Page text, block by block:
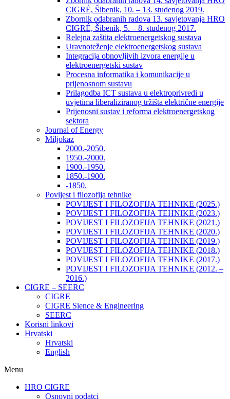
CIGRÉ, Šibenik, 10. – 13. studenog 2019.
Zbornik odabranih radova 13. savjetovanja HRO
CIGRÉ, Šibenik, 5. – 8. studenog 2017.
Relejna zaštita elektroenergetskog sustava
Uravnoteženje elektroenergetskog sustava
Integracija obnovljivih izvora energije u
elektroenergetski sustav
Procesna informatika i komunikacije u
prijenosnom sustavu
Prilagodba ICT sustava u elektroprivredi u
uvjetima liberaliziranog tržišta električne energije
Prijenosni sustav i reforma elektroenergetskog
sektora
Journal of Energy
Miljokaz
2000.-2050.
1950.-2000.
1900.-1950.
1850.-1900.
-1850.
Povijest i filozofija tehnike
POVIJEST I FILOZOFIJA TEHNIKE (2025.)
POVIJEST I FILOZOFIJA TEHNIKE (2023.)
POVIJEST I FILOZOFIJA TEHNIKE (2021.)
POVIJEST I FILOZOFIJA TEHNIKE (2020.)
POVIJEST I FILOZOFIJA TEHNIKE (2019.)
POVIJEST I FILOZOFIJA TEHNIKE (2018.)
POVIJEST I FILOZOFIJA TEHNIKE (2017.)
POVIJEST I FILOZOFIJA TEHNIKE (2012. –
2016.)
CIGRE – SEERC
CIGRE
CIGRE Sience & Engineering
SEERC
Korisni linkovi
Hrvatski
Hrvatski
English
Menu
HRO CIGRE
Osnovni podatci​